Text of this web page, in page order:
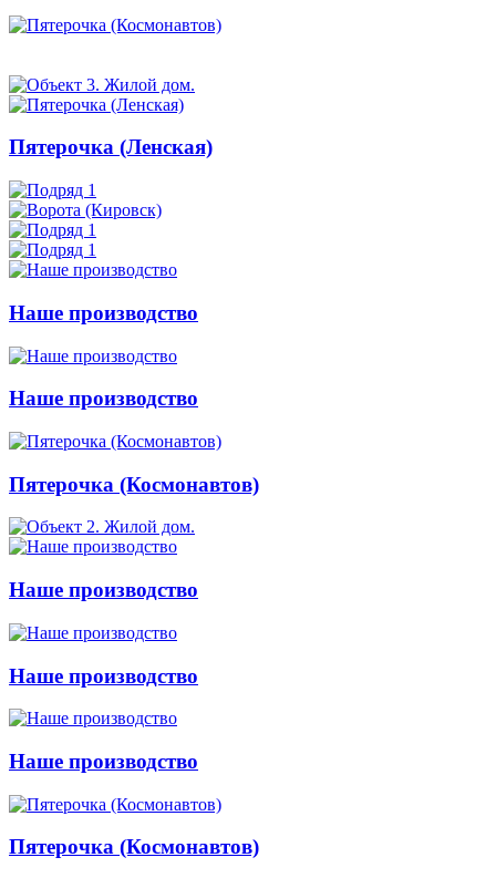
Пятерочка (Ленская)
Наше производство
Наше производство
Пятерочка (Космонавтов)
Наше производство
Наше производство
Наше производство
Пятерочка (Космонавтов)